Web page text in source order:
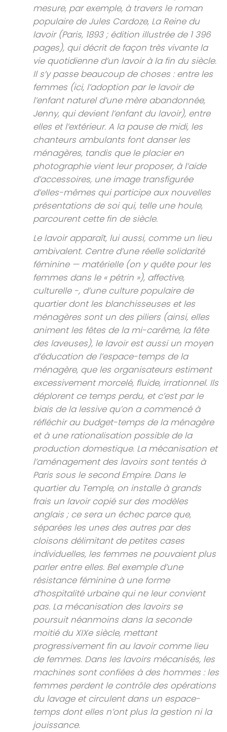
mesure, par exemple, à travers le roman
populaire de Jules Cardoze, La Reine du
lavoir (Paris, 1893 ; édition illustrée de 1 396
pages), qui décrit de façon très vivante la
vie quotidienne d’un lavoir à la fin du siècle.
Il s’y passe beaucoup de choses : entre les
femmes (ici, l’adoption par le lavoir de
l’enfant naturel d’une mère abandonnée,
Jenny, qui devient l’enfant du lavoir), entre
elles et l’extérieur. A la pause de midi, les
chanteurs ambulants font danser les
ménagères, tandis que le placier en
photographie vient leur proposer, à l’aide
d’accessoires, une image transfigurée
d’elles-mêmes qui participe aux nouvelles
présentations de soi qui, telle une houle,
parcourent cette fin de siècle.
Le lavoir apparaît, lui aussi, comme un lieu
ambivalent. Centre d’une réelle solidarité
féminine — matérielle (on y quête pour les
femmes dans le « pétrin »), affective,
culturelle -, d’une culture populaire de
quartier dont les blanchisseuses et les
ménagères sont un des piliers (ainsi, elles
animent les fêtes de la mi-carême, la fête
des laveuses), le lavoir est aussi un moyen
d’éducation de l’espace-temps de la
ménagère, que les organisateurs estiment
excessivement morcelé, fluide, irrationnel. Ils
déplorent ce temps perdu, et c’est par le
biais de la lessive qu’on a commencé à
réfléchir au budget-temps de la ménagère
et à une rationalisation possible de la
production domestique. La mécanisation et
l’aménagement des lavoirs sont tentés à
Paris sous le second Empire. Dans le
quartier du Temple, on installe à grands
frais un lavoir copié sur des modèles
anglais ; ce sera un échec parce que,
séparées les unes des autres par des
cloisons délimitant de petites cases
individuelles, les femmes ne pouvaient plus
parler entre elles. Bel exemple d’une
résistance féminine à une forme
d’hospitalité urbaine qui ne leur convient
pas. La mécanisation des lavoirs se
poursuit néanmoins dans la seconde
moitié du XIXe siècle, mettant
progressivement fin au lavoir comme lieu
de femmes. Dans les lavoirs mécanisés, les
machines sont confiées à des hommes : les
femmes perdent le contrôle des opérations
du lavage et circulent dans un espace-
temps dont elles n’ont plus la gestion ni la
jouissance.